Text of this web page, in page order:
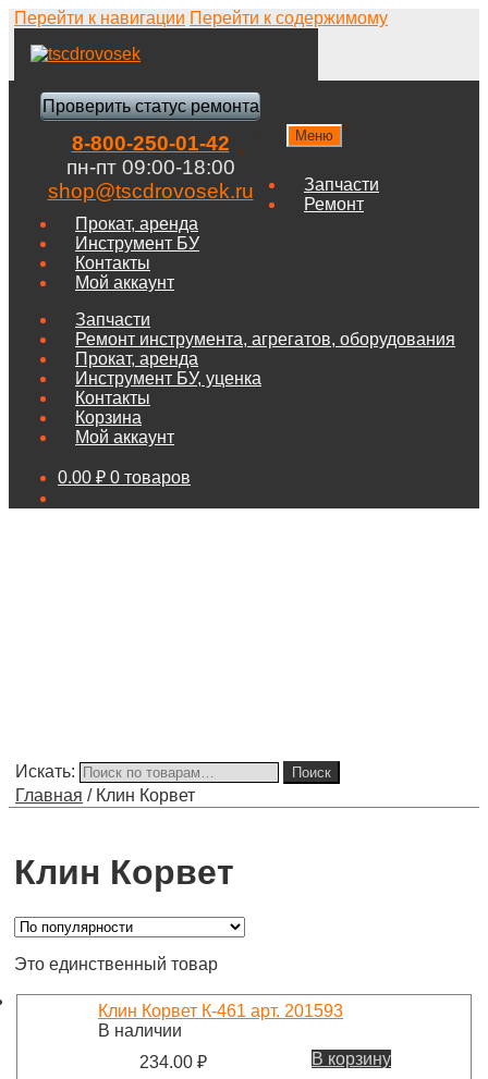
Перейти к навигации Перейти к содержимому
Проверить статус ремонта
8-800-250-01-42
пн-пт 09:00-18:00
shop@tscdrovosek.ru
Меню
Запчасти
Ремонт
Прокат, аренда
Инструмент БУ
Контакты
Мой аккаунт
Запчасти
Ремонт инструмента, агрегатов, оборудования
Прокат, аренда
Инструмент БУ, уценка
Контакты
Корзина
Мой аккаунт
0.00 ₽ 0 товаров
Искать: Поиск
Главная / Клин Корвет
Клин Корвет
Это единственный товар
Клин Корвет К-461 арт. 201593
В наличии
234.00 ₽ В корзину